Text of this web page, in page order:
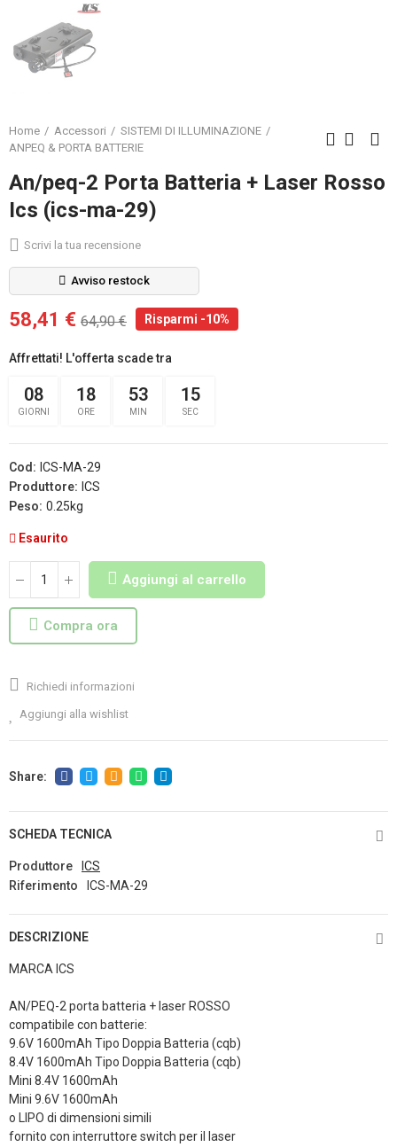
Home Accessori
SISTEMI DI ILLUMINAZIONE
ANPEQ & PORTA BATTERIE
An/peq-2 Porta Batteria + Laser Rosso
Ics (ics-ma-29)
Scrivi la tua recensione
Avviso restock
58,41 € 64,90 € Risparmi -10%
Affrettati! L'offerta scade tra
08
GIORNI
18
ORE
53
MIN
14
SEC
Cod: ICS-MA-29
Produttore: ICS
Peso: 0.25kg
Esaurito
Aggiungi al carrello
Compra ora
Richiedi informazioni
Aggiungi alla wishlist
SCHEDA TECNICA
Produttore
ICS
Riferimento
ICS-MA-29
DESCRIZIONE
MARCA ICS
AN/PEQ-2 porta batteria + laser ROSSO
compatibile con batterie:
9.6V 1600mAh Tipo Doppia Batteria (cqb)
8.4V 1600mAh Tipo Doppia Batteria (cqb)
Mini 8.4V 1600mAh
Mini 9.6V 1600mAh
o LIPO di dimensioni simili
fornito con interruttore switch per il laser